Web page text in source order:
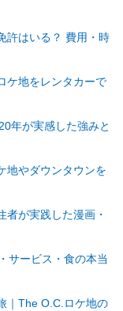
許はいる？ 費用・時
ケ地をレンタカーで
年が実感した強みと
地やダウンタウンを
者が実践した漫画・
サービス・食の本当
｜The O.C.ロケ地の